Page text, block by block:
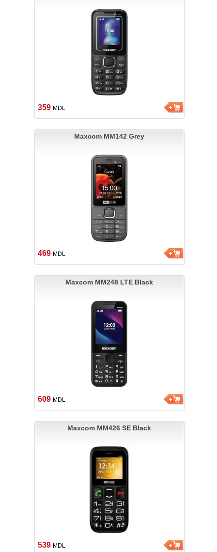
359 MDL
Maxcom MM142 Grey
469 MDL
Maxcom MM248 LTE Black
609 MDL
Maxcom MM426 SE Black
539 MDL